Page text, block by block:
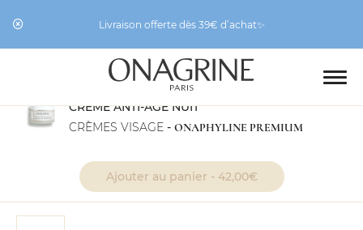
Livraison offerte dès 39€ d’achat✨
CRÈME ANTI-ÂGE NUIT
CRÈMES VISAGE - ONAPHYLINE PREMIUM
Ajouter au panier - 42,00€